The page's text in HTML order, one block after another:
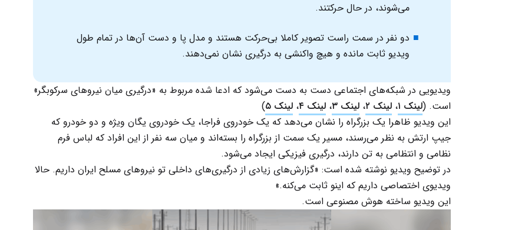
می‌شوند، در حال حرکتند.
دو نفر در سمت راست تصویر کاملا بی‌حرکت هستند و مدل پا و دست آن‌ها در تمام طول
ویدیو ثابت مانده و هیچ واکنشی به درگیری نشان نمی‌دهند.
ویدیویی در شبکه‌های اجتماعی دست به دست می‌شود که ادعا شده مربوط به «درگیری میان نیروهای سرکوبگر»
است. (لینک ۱ ،لینک ۲ ،لینک ۳ ،لینک ۴ ،لینک ۵ )
این ویدیو ظاهرا یک بزرگراه را نشان می‌دهد که یک خودروی فراجا، یک خودروی یگان ویژه و دو خودرو که
جیپ ارتش به نظر می‌رسند، مسیر یک سمت از بزرگراه را بسته‌اند و میان سه نفر از این افراد که لباس فرم
نظامی و انتظامی به تن دارند، درگیری فیزیکی ایجاد می‌شود.
در توضیح ویدیو نوشته شده است: «گزارش‌های زیادی از درگیری‌های داخلی تو نیروهای مسلح ایران داریم. حالا
ویدیوی اختصاصی داریم که اینو ثابت می‌کنه.»
این ویدیو ساخته هوش مصنوعی است.